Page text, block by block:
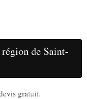
de Saint-
gratuit.